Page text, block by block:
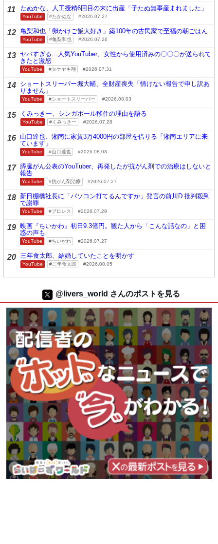
11 たぬかな、人工授精6回目の末に出産「子たぬ無事産まれました」
YouTube たかぬな 2026.07.27
12 亀梨和也「卵かけご飯大好き」築100年の古民家で至福の朝ごはん
YouTube 亀梨和也 2026.07.26
13 ヤバすぎる…人気YouTuber、女性から使用済みの〇〇〇が送られて
きたと激怒
YouTube タケヤキ翔 2026.07.31
14 ショートスリーパー堀大輔、全財産喪失「情けない報告で申し訳あ
りません」
YouTube ショートスリーパー 2026.08.03
15 くみっきー、シンガポール移住の理由を語る
YouTube くみっきー 2026.07.28
16 山口達也、湘南に家賃3万4000円の部屋を借りる「湘南エリアに来
ています」
YouTube 山口達也 2026.08.03
17 膵臓がん公表のYouTuber、再発したが抗がん剤での治療はしないと
報告
YouTube 抗がん剤治療 2026.07.27
18 新日棚橋社長に「パソコン打てるんですか」発言の前川D 批判殺到
で謝罪
YouTube プロレス 2026.07.29
19 映画『ちいかわ』初日9.3億円。観た人から「こんな話なの」と困
惑の声も
YouTube ちいかわ 2026.07.27
20 三年食太郎、結婚していたことを明かす
YouTube 三年食太郎 2026.08.05
@livers_world さんのポストを見る